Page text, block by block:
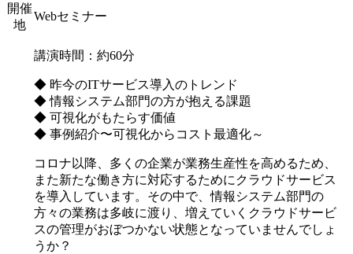
開催
地
Webセミナー
講演時間：約60分
◆ 昨今のITサービス導入のトレンド
◆ 情報システム部門の方が抱える課題
◆ 可視化がもたらす価値
◆ 事例紹介〜可視化からコスト最適化～
コロナ以降、多くの企業が業務生産性を高めるため、
また新たな働き方に対応するためにクラウドサービス
を導入しています。その中で、情報システム部門の
方々の業務は多岐に渡り、増えていくクラウドサービ
スの管理がおぼつかない状態となっていませんでしょ
うか？